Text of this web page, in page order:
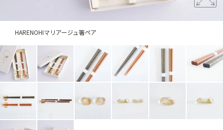
HARENOHIマリアージュ箸ペア